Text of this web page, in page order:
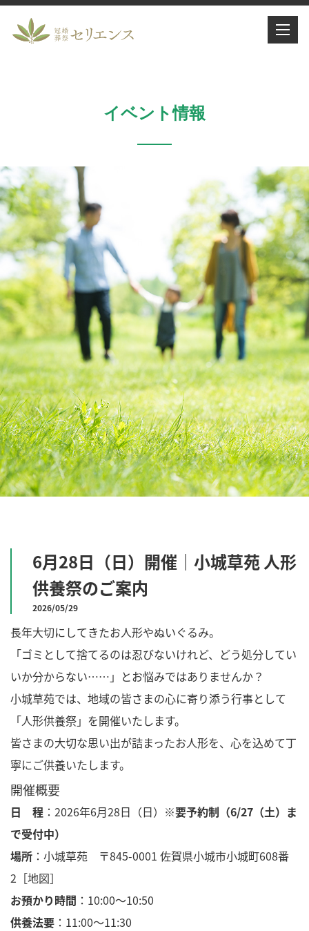
イベント情報
6月28日（日）開催｜小城草苑 人形
供養祭のご案内
2026/05/29
長年大切にしてきたお人形やぬいぐるみ。
「ゴミとして捨てるのは忍びないけれど、どう処分してい
いか分からない……」とお悩みではありませんか？
小城草苑では、地域の皆さまの心に寄り添う行事として
「人形供養祭」を開催いたします。
皆さまの大切な思い出が詰まったお人形を、心を込めて丁
寧にご供養いたします。
開催概要
日 程 ：2026年6月28日（日）※要予約制（6/27（土）ま
で受付中）
場所 ：小城草苑 〒845-0001 佐賀県小城市小城町608番
2 ［地図］
お預かり時間 ：10:00〜10:50
供養法要 ：11:00〜11:30